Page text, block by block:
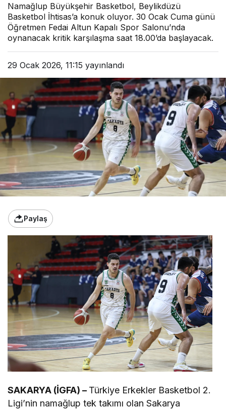
Namağlup Büyükşehir Basketbol, Beylikdüzü
Basketbol İhtisas’a konuk oluyor. 30 Ocak Cuma günü
Öğretmen Fedai Altun Kapalı Spor Salonu’nda
oynanacak kritik karşılaşma saat 18.00’da başlayacak.
29 Ocak 2026, 11:15 yayınlandı
Paylaş
SAKARYA (İGFA) – Türkiye Erkekler Basketbol 2.
Ligi’nin namağlup tek takımı olan Sakarya